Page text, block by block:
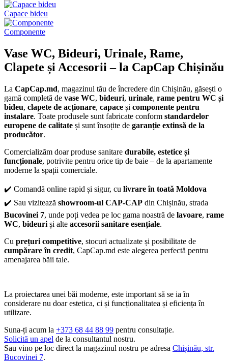
Capace bideu
Componente
Vase WC, Bideuri, Urinale, Rame,
Clapete și Accesorii – la CapCap Chișinău
La CapCap.md, magazinul tău de încredere din Chișinău, găsești o
gamă completă de vase WC, bideuri, urinale, rame pentru WC și
bideu, clapete de acționare, capace și componente pentru
instalare. Toate produsele sunt fabricate conform standardelor
europene de calitate și sunt însoțite de garanție extinsă de la
producător.
Comercializăm doar produse sanitare durabile, estetice și
funcționale, potrivite pentru orice tip de baie – de la apartamente
moderne la spații comerciale.
✔️ Comandă online rapid și sigur, cu livrare în toată Moldova
✔️ Sau vizitează showroom-ul CAP-CAP din Chișinău, strada
Bucovinei 7, unde poți vedea pe loc gama noastră de lavoare, rame
WC, bideuri și alte accesorii sanitare esențiale.
Cu prețuri competitive, stocuri actualizate și posibilitate de
cumpărare în credit, CapCap.md este alegerea perfectă pentru
amenajarea băii tale.
La proiectarea unei băi moderne, este important să se ia în
considerare nu doar estetica, ci și funcționalitatea și eficiența în
utilizare.
Suna-ți acum la +373 68 44 88 99 pentru consultație.
Solicită un apel de la consultantul nostru.
Sau vino pe loc direct la magazinul nostru pe adresa Chișinău, str.
Bucovinei 7.